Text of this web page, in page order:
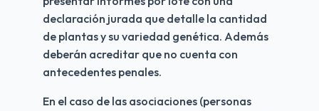
declaración jurada que detalle la cantidad
de plantas y su variedad genética. Además
deberán acreditar que no cuenta con
antecedentes penales.
En el caso de las asociaciones (personas